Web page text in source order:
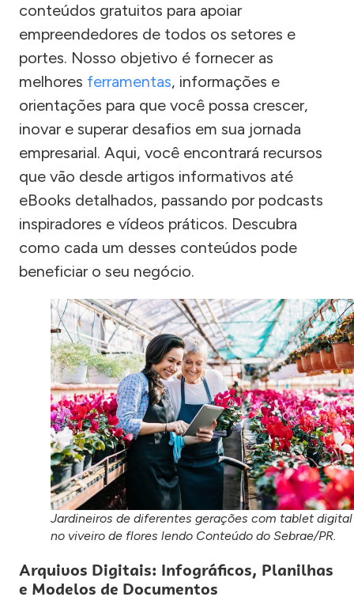
conteúdos gratuitos para apoiar
empreendedores de todos os setores e
portes. Nosso objetivo é fornecer as
melhores ferramentas, informações e
orientações para que você possa crescer,
inovar e superar desafios em sua jornada
empresarial. Aqui, você encontrará recursos
que vão desde artigos informativos até
eBooks detalhados, passando por podcasts
inspiradores e vídeos práticos. Descubra
como cada um desses conteúdos pode
beneficiar o seu negócio.
Jardineiros de diferentes gerações com tablet digital
no viveiro de flores lendo Conteúdo do Sebrae/PR.
Arquivos Digitais: Infográficos, Planilhas
e Modelos de Documentos